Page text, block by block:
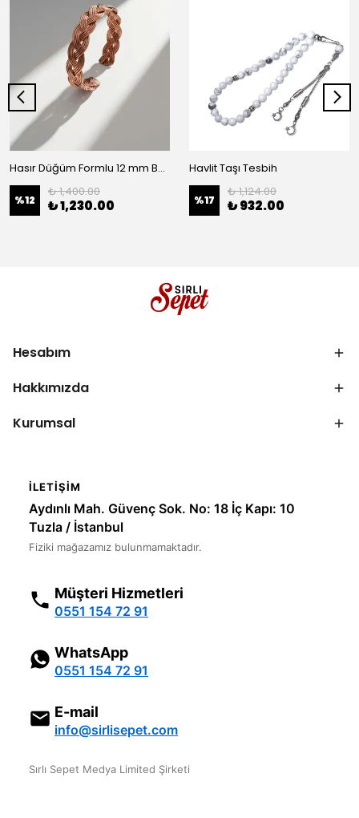
Hasır Düğüm Formlu 12 mm Bakır Bilezik
%12
₺ 1,400.00
₺ 1,230.00
Havlit Taşı Tesbih
%17
₺ 1,124.00
₺ 932.00
Hesabım
Hakkımızda
Kurumsal
İLETIŞIM
Aydınlı Mah. Güvenç Sok. No: 18 İç Kapı: 10
Tuzla / İstanbul
Fiziki mağazamız bulunmamaktadır.
Müşteri Hizmetleri
0551 154 72 91
WhatsApp
0551 154 72 91
E-mail
info@sirlisepet.com
Sırlı Sepet Medya Limited Şirketi